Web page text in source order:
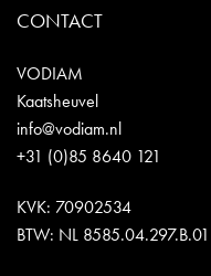
CONTACT
VODIAM
Kaatsheuvel
info@vodiam.nl
+31 (0)85 8640 121
KVK: 70902534
BTW: NL 8585.04.297.B.01